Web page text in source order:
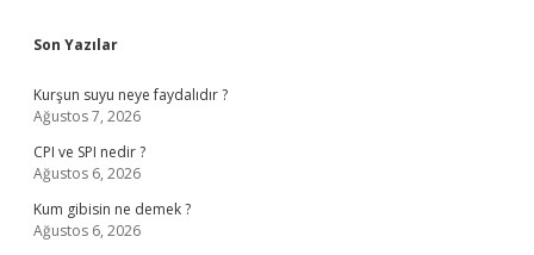
Sidebar
Son Yazılar
Kurşun suyu neye faydalıdır ?
Ağustos 7, 2026
CPI ve SPI nedir ?
Ağustos 6, 2026
Kum gibisin ne demek ?
Ağustos 6, 2026